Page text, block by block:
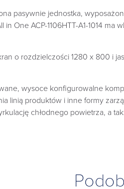
pasywnie jednostka,
One ACP-1106HTT-A1-1014
o rozdzielczości 1280 x
wysoce konfigurowalne
linią produktów i inne formy
chłodnego powietrza, a